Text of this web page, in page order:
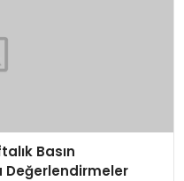
Basın
Değerlendirmeler